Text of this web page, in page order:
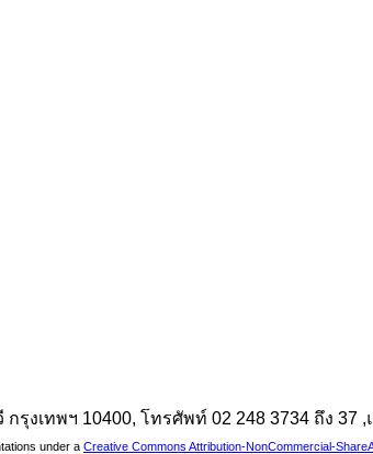
เทพฯ 10400, โทรศัพท์ 02 248 3734 ถึง 37 ,
under a Creative Commons Attribution-NonCommercial-